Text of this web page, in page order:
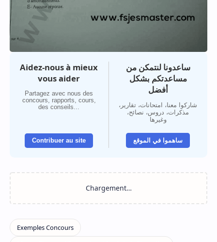
Aidez-nous à mieux
vous aider
Partagez avec nous des
concours, rapports, cours,
des conseils...
Contribuer au site
ساعدونا لنتمكن من
مساعدتكم بشكل
أفضل
شاركوا معنا، امتحانات، تقارير،
مذكرات، دروس، نصائح،
وغيرها
ساهموا في الموقع